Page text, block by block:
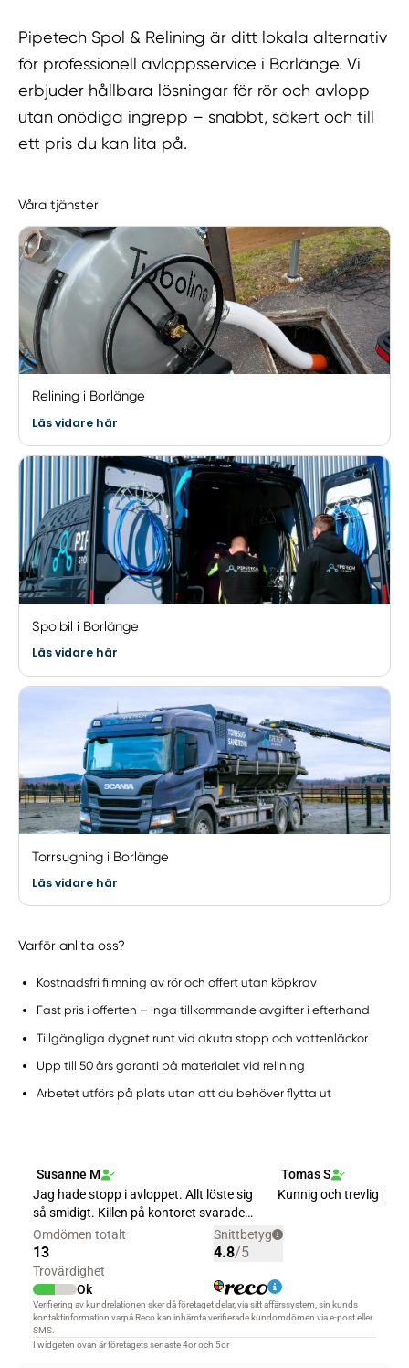
Pipetech Spol & Relining är ditt lokala alternativ
för professionell avloppsservice i Borlänge. Vi
erbjuder hållbara lösningar för rör och avlopp
utan onödiga ingrepp – snabbt, säkert och till
ett pris du kan lita på.
Våra tjänster
Relining i Borlänge
Läs vidare här
Spolbil i Borlänge
Läs vidare här
Torrsugning i Borlänge
Läs vidare här
Varför anlita oss?
Kostnadsfri filmning av rör och offert utan köpkrav
Fast pris i offerten – inga tillkommande avgifter i efterhand
Tillgängliga dygnet runt vid akuta stopp och vattenläckor
Upp till 50 års garanti på materialet vid relining
Arbetet utförs på plats utan att du behöver flytta ut